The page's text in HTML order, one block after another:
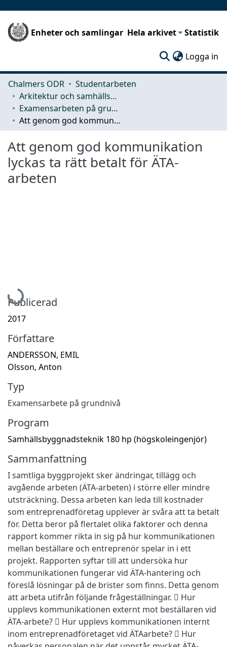
Enheter och samlingar Hela arkivet Statistik
Logga in
Chalmers ODR
Studentarbeten
Arkitektur och samhällsbyggnadsteknik (ACE)
Examensarbeten på grundnivå
Att genom god kommunikation lyckas ta rätt betalt för ÄTA-arbeten
Att genom god kommunikation
lyckas ta rätt betalt för ÄTA-
arbeten
Hämtar...
Publicerad
2017
Författare
ANDERSSON, EMIL
Olsson, Anton
Typ
Examensarbete på grundnivå
Program
Samhällsbyggnadsteknik 180 hp (högskoleingenjör)
Sammanfattning
I samtliga byggprojekt sker ändringar, tillägg och
avgående arbeten (ÄTA-arbeten) i större eller mindre
utsträckning. Dessa arbeten kan leda till kostnader
som entreprenadföretag upplever är svåra att ta betalt
för. Detta beror på flertalet olika faktorer och denna
rapport kommer rikta in sig på hur kommunikationen
mellan beställare och entreprenör spelar in i ett
projekt. Rapporten syftar till att undersöka hur
kommunikationen fungerar vid ÄTA-hantering och
föreslå lösningar på de brister som finns. Detta genom
att arbeta utifrån följande frågeställningar.  Hur
upplevs kommunikationen externt mot beställaren vid
ÄTA-arbete?  Hur upplevs kommunikationen internt
inom entreprenadföretaget vid ÄTAarbete?  Hur